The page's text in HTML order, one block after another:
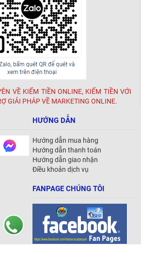
VỀ KIẾM TIỀN ONLINE, KIẾM TIỀN VỚI
GIẢI PHÁP VỀ MARKETING ONLINE.
HƯỚNG DẪN
Hướng dẫn mua hàng
Hướng dẫn thanh toán
Hướng dẫn giao nhận
Điều khoản dịch vụ
FANPAGE CHÚNG TÔI